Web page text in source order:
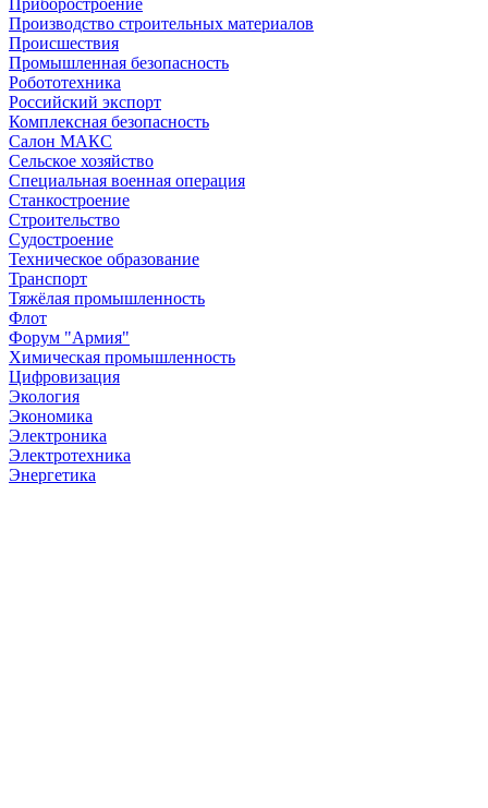
Производство строительных материалов
Происшествия
Промышленная безопасность
Робототехника
Российский экспорт
Комплексная безопасность
Салон МАКС
Сельское хозяйство
Специальная военная операция
Станкостроение
Строительство
Судостроение
Техническое образование
Транспорт
Тяжёлая промышленность
Флот
Форум "Армия"
Химическая промышленность
Цифровизация
Экология
Экономика
Электроника
Электротехника
Энергетика